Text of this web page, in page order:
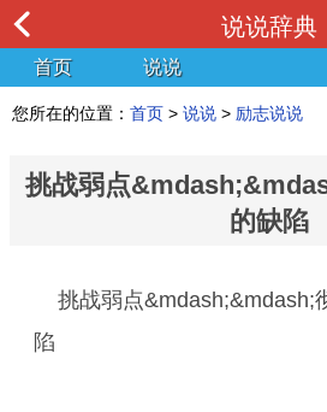
说说辞典
首页 说说
您所在的位置： 首页 > 说说 > 励志说说
挑战弱点
的缺陷
挑战弱点&mdash;&mdash;
陷